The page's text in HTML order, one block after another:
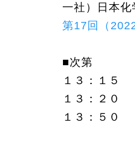
一社）日本化
第17回（
■次第
１３：１５
１３：２０
１３：５０
1) 住友